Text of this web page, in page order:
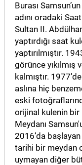
Künye
İletişim
Gizlilik
Politikası
Burası
adını oradaki
Sultan II.
yaptırdığı saat
yaptırılmıştır.
görünce yıkılmış
kalmıştır.
aslına hiç
eski
orijinal kulenin bir
Meydanı
2016’da
tarihi bir meydan
uymayan diğer